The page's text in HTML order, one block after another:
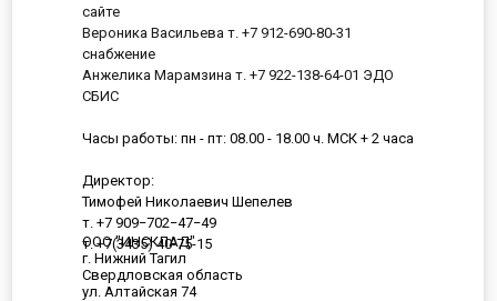
ООО "ИНСКЛАД"
г. Нижний Тагил
Свердловская область
ул. Алтайская 74
сайте
Вероника Васильева т. +7 912-690-80-31
снабжение
Анжелика Марамзина т. +7 922-138-64-01 ЭДО
СБИС
Часы работы: пн - пт: 08.00 - 18.00 ч. МСК + 2 часа
Директор:
Тимофей Николаевич Шепелев
т. +7 909−702−47−49
т. +7(3435) 40-75-15